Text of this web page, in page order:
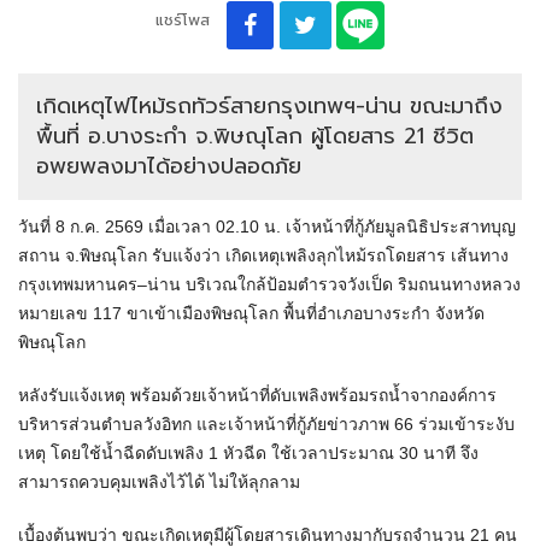
แชร์โพส
เกิดเหตุไฟไหม้รถทัวร์สายกรุงเทพฯ-น่าน ขณะมาถึง
พื้นที่ อ.บางระกำ จ.พิษณุโลก ผู้โดยสาร 21 ชีวิต
อพยพลงมาได้อย่างปลอดภัย
วันที่ 8 ก.ค. 2569 เมื่อเวลา 02.10 น. เจ้าหน้าที่กู้ภัยมูลนิธิประสาทบุญ
สถาน จ.พิษณุโลก รับแจ้งว่า เกิดเหตุเพลิงลุกไหม้รถโดยสาร เส้นทาง
กรุงเทพมหานคร–น่าน บริเวณใกล้ป้อมตำรวจวังเป็ด ริมถนนทางหลวง
หมายเลข 117 ขาเข้าเมืองพิษณุโลก พื้นที่อำเภอบางระกำ จังหวัด
พิษณุโลก
หลังรับแจ้งเหตุ พร้อมด้วยเจ้าหน้าที่ดับเพลิงพร้อมรถน้ำจากองค์การ
บริหารส่วนตำบลวังอิทก และเจ้าหน้าที่กู้ภัยข่าวภาพ 66 ร่วมเข้าระงับ
เหตุ โดยใช้น้ำฉีดดับเพลิง 1 หัวฉีด ใช้เวลาประมาณ 30 นาที จึง
สามารถควบคุมเพลิงไว้ได้ ไม่ให้ลุกลาม
เบื้องต้นพบว่า ขณะเกิดเหตุมีผู้โดยสารเดินทางมากับรถจำนวน 21 คน